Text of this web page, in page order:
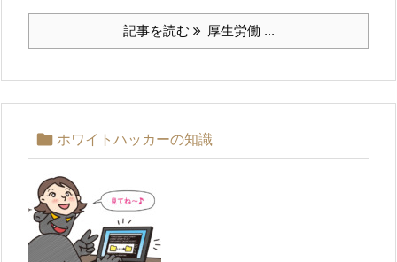
記事を読む 厚生労働 ...
 ホワイトハッカーの知識